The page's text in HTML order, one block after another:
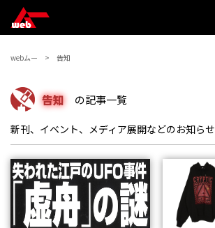
webムー 告知
告知 の記事一覧
新刊、イベント、メディア展開などのお知らせ